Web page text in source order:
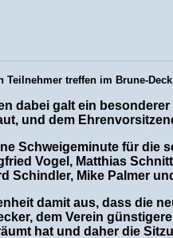
Teilnehmer treffen im Brune-
dabei galt ein
und dem
Schweigeminute für die
Vogel, Matthias
Schindler, Mike Palmer
damit aus, dass die
dem Verein
hat und daher die